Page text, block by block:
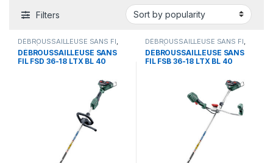
Filters
DÉBROUSSAILLEUSE SANS FI
SYSTÈMES SANS FIL
DÉBROUSSAILLEUSE SANS
FIL FSD 36-18 LTX BL 40
DÉBROUSSAILLEUSE SANS FI
SYSTÈMES SANS FIL
DÉBROUSSAILLEUSE SANS
FIL FSB 36-18 LTX BL 40